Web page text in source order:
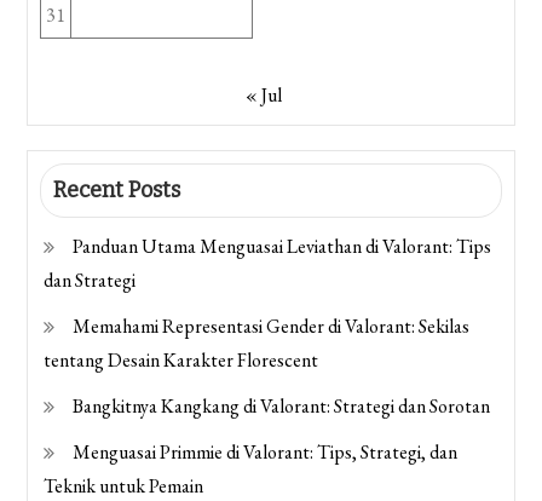
31
« Jul
Recent Posts
Panduan Utama Menguasai Leviathan di Valorant: Tips
dan Strategi
Memahami Representasi Gender di Valorant: Sekilas
tentang Desain Karakter Florescent
Bangkitnya Kangkang di Valorant: Strategi dan Sorotan
Menguasai Primmie di Valorant: Tips, Strategi, dan
Teknik untuk Pemain